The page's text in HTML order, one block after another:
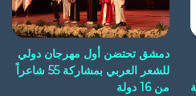
دمشق تحتضن أول مهرجان دولي
للشعر العربي بمشاركة 55 شاعراً
من 16 دولة